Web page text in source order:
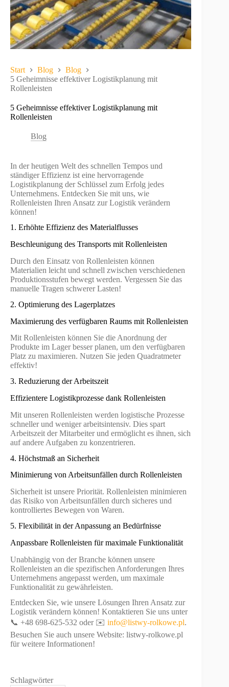
Start Blog
Blog
5 Geheimnisse effektiver Logistikplanung mit
Rollenleisten
5 Geheimnisse effektiver Logistikplanung mit
Rollenleisten
Blog
In der heutigen Welt des schnellen Tempos und
ständiger Effizienz ist eine hervorragende
Logistikplanung der Schlüssel zum Erfolg jedes
Unternehmens. Entdecken Sie mit uns, wie
Rollenleisten Ihren Ansatz zur Logistik verändern
können!
1. Erhöhte Effizienz des Materialflusses
Beschleunigung des Transports mit Rollenleisten
Durch den Einsatz von Rollenleisten können
Materialien leicht und schnell zwischen verschiedenen
Produktionsstufen bewegt werden. Vergessen Sie das
manuelle Tragen schwerer Lasten!
2. Optimierung des Lagerplatzes
Maximierung des verfügbaren Raums mit Rollenleisten
Mit Rollenleisten können Sie die Anordnung der
Produkte im Lager besser planen, um den verfügbaren
Platz zu maximieren. Nutzen Sie jeden Quadratmeter
effektiv!
3. Reduzierung der Arbeitszeit
Effizientere Logistikprozesse dank Rollenleisten
Mit unseren Rollenleisten werden logistische Prozesse
schneller und weniger arbeitsintensiv. Dies spart
Arbeitszeit der Mitarbeiter und ermöglicht es ihnen, sich
auf andere Aufgaben zu konzentrieren.
4. Höchstmaß an Sicherheit
Minimierung von Arbeitsunfällen durch Rollenleisten
Sicherheit ist unsere Priorität. Rollenleisten minimieren
das Risiko von Arbeitsunfällen durch sicheres und
kontrolliertes Bewegen von Waren.
5. Flexibilität in der Anpassung an Bedürfnisse
Anpassbare Rollenleisten für maximale Funktionalität
Unabhängig von der Branche können unsere
Rollenleisten an die spezifischen Anforderungen Ihres
Unternehmens angepasst werden, um maximale
Funktionalität zu gewährleisten.
Entdecken Sie, wie unsere Lösungen Ihren Ansatz zur
Logistik verändern können! Kontaktieren Sie uns unter
📞 +48 698-625-532 oder ✉️ info@listwy-rolkowe.pl.
Besuchen Sie auch unsere Website: listwy-rolkowe.pl
für weitere Informationen!
Schlagwörter